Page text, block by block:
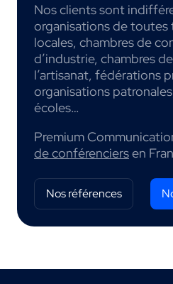
Nos clients sont
organisations de
locales, chambres de
d’industrie, chambres
l’artisanat, fédérations
organisations
écoles…
Premium
de conférenciersen
Nos références